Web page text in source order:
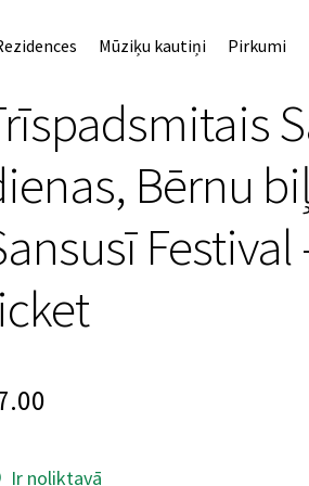
Mūziķu kautiņi Pirkumi
Bērnu
Festival
Ir noliktavā